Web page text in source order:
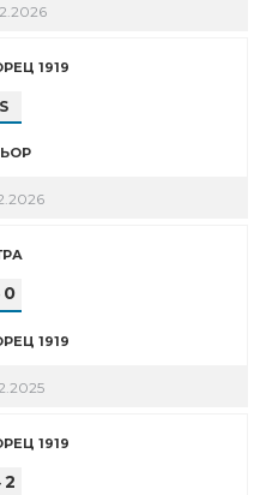
1919
0
1919
1919
2